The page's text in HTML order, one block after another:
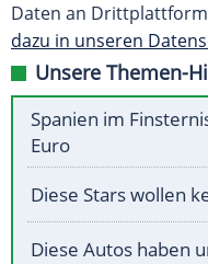
Daten an
dazu in unseren
Unsere Themen-
Spanien im
Euro
Diese Stars wollen
Diese Autos haben